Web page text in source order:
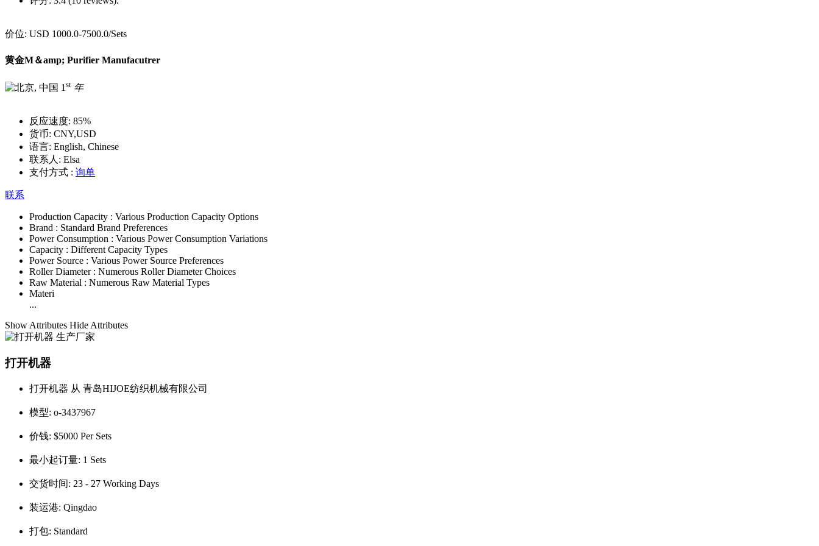
价位: USD 1000.0-7500.0/Sets
黄金M＆amp; Purifier Manufacutrer
1 st 年
反应速度: 85%
货币: CNY,USD
语言: English, Chinese
联系人: Elsa
支付方式 : 询单
联系
Production Capacity : Various Production Capacity Options
Brand : Standard Brand Preferences
Power Consumption : Various Power Consumption Variations
Capacity : Different Capacity Types
Power Source : Various Power Source Preferences
Roller Diameter : Numerous Roller Diameter Choices
Raw Material : Numerous Raw Material Types
Materi
...
Show Attributes Hide Attributes
打开机器
打开机器 从 青岛HIJOE纺织机械有限公司
模型: o-3437967
价钱: $5000 Per Sets
最小起订量: 1 Sets
交货时间: 23 - 27 Working Days
装运港: Qingdao
打包: Standard